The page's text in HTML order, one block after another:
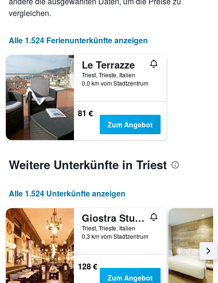
Achse,
die
der
Tage
dem
Aufenthalt
anzeigt
Das
Diagramm
hat
Y-
den
anzeigt
vergleichen.
Alle 1.524 Ferienunterkünfte anzeigen
Le Terrazze
Triest, Trieste, Italien
0,0 km vom Stadtzentrum
81 €
Zum Angebot
Weitere Unterkünfte in Triest
Alle 1.524 Unterkünfte anzeigen
Giostra Studio Flat
Triest, Trieste, Italien
0,3 km vom Stadtzentrum
128 €
Zum Angebot